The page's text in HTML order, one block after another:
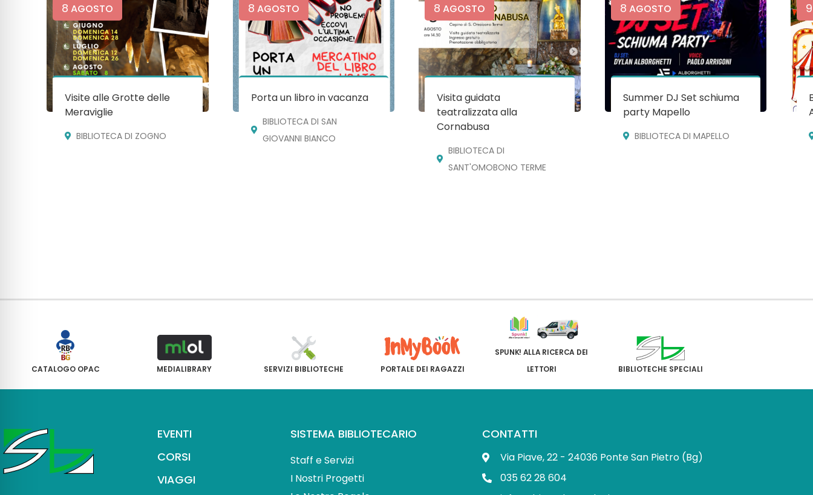
8 AGOSTO
Visite alle Grotte delle
Meraviglie
BIBLIOTECA DI ZOGNO
8 AGOSTO
Porta un libro in vacanza
BIBLIOTECA DI SAN
GIOVANNI BIANCO
8 AGOSTO
Visita guidata
teatralizzata alla
Cornabusa
BIBLIOTECA DI
SANT'OMOBONO TERME
8 AGOSTO
Summer DJ Set schiuma
party Mapello
BIBLIOTECA DI MAPELLO
9
CATALOGO OPAC MEDIALIBRARY SERVIZI BIBLIOTECHE PORTALE DEI RAGAZZI
SPUNK! ALLA RICERCA DEI
LETTORI
BIBLIOTECHE SPECIALI
EVENTI
CORSI
VIAGGI
SISTEMA BIBLIOTECARIO
Staff e Servizi
I Nostri Progetti
CONTATTI
Via Piave, 22 - 24036 Ponte San Pietro (Bg)
035 62 28 604